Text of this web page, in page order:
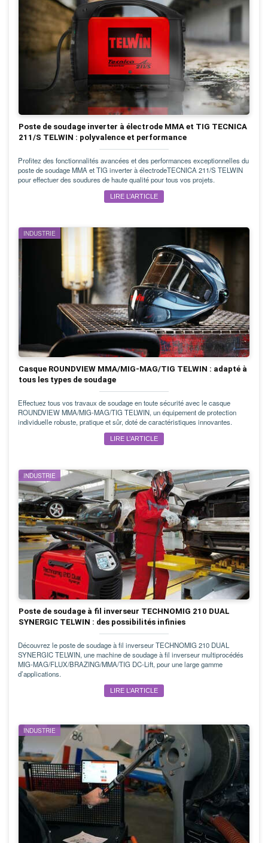
Poste de soudage inverter à électrode MMA et TIG TECNICA
211/S TELWIN : polyvalence et performance
Profitez des fonctionnalités avancées et des performances exceptionnelles du
poste de soudage MMA et TIG inverter à électrodeTECNICA 211/S TELWIN
pour effectuer des soudures de haute qualité pour tous vos projets.
LIRE L’ARTICLE
INDUSTRIE
Casque ROUNDVIEW MMA/MIG-MAG/TIG TELWIN : adapté à
tous les types de soudage
Effectuez tous vos travaux de soudage en toute sécurité avec le casque
ROUNDVIEW MMA/MIG-MAG/TIG TELWIN, un équipement de protection
individuelle robuste, pratique et sûr, doté de caractéristiques innovantes.
LIRE L’ARTICLE
INDUSTRIE
Poste de soudage à fil inverseur TECHNOMIG 210 DUAL
SYNERGIC TELWIN : des possibilités infinies
Découvrez le poste de soudage à fil inverseur TECHNOMIG 210 DUAL
SYNERGIC TELWIN, une machine de soudage à fil inverseur multiprocédés
MIG-MAG/FLUX/BRAZING/MMA/TIG DC-Lift, pour une large gamme
d’applications.
LIRE L’ARTICLE
INDUSTRIE